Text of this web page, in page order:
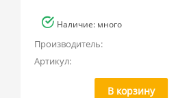
Наличие: много
Производитель:
Артикул:
В корзину